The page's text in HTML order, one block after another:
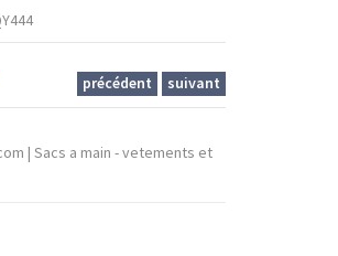
précédent suivant
| Sacs a main - vetements et